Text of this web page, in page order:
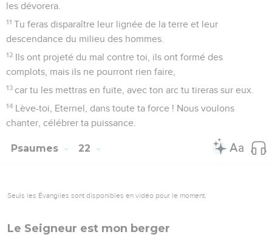
les dévorera.
11 Tu feras disparaître leur lignée de la terre et leur
descendance du milieu des hommes.
12 Ils ont projeté du mal contre toi, ils ont formé des
complots, mais ils ne pourront rien faire,
13 car tu les mettras en fuite, avec ton arc tu tireras sur eux.
14 Lève-toi, Eternel, dans toute ta force ! Nous voulons
chanter, célébrer ta puissance.
Psaumes 22
Seuls les Évangiles sont disponibles en vidéo pour le moment.
Le Seigneur est mon berger